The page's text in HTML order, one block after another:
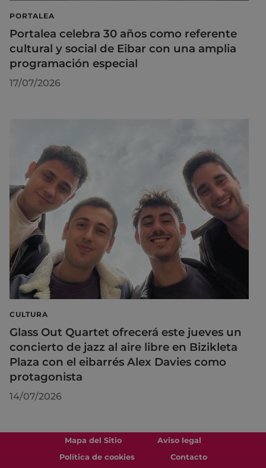
PORTALEA
Portalea celebra 30 años como referente
cultural y social de Eibar con una amplia
programación especial
17/07/2026
CULTURA
Glass Out Quartet ofrecerá este jueves un
concierto de jazz al aire libre en Bizikleta
Plaza con el eibarrés Alex Davies como
protagonista
14/07/2026
Mapa del Sitio
Aviso legal
Política de cookies
Contacto